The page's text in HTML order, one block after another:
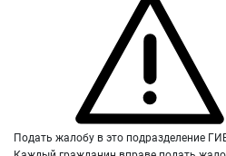
Подать жалобу в это подразделение